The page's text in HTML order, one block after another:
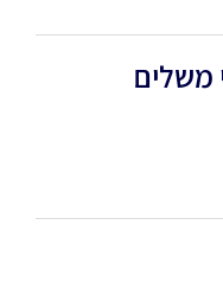
משלים